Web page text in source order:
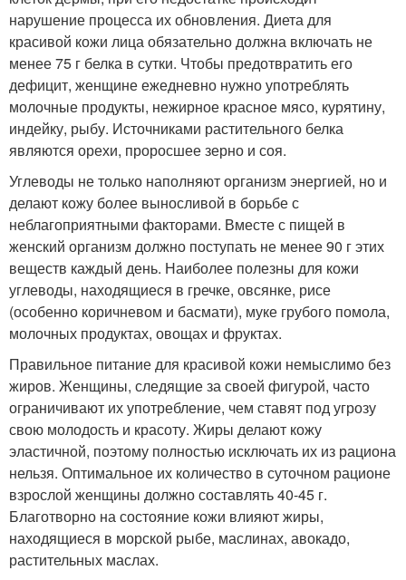
нарушение процесса их обновления. Диета для
красивой кожи лица обязательно должна включать не
менее 75 г белка в сутки. Чтобы предотвратить его
дефицит, женщине ежедневно нужно употреблять
молочные продукты, нежирное красное мясо, курятину,
индейку, рыбу. Источниками растительного белка
являются орехи, проросшее зерно и соя.
Углеводы не только наполняют организм энергией, но и
делают кожу более выносливой в борьбе с
неблагоприятными факторами. Вместе с пищей в
женский организм должно поступать не менее 90 г этих
веществ каждый день. Наиболее полезны для кожи
углеводы, находящиеся в гречке, овсянке, рисе
(особенно коричневом и басмати), муке грубого помола,
молочных продуктах, овощах и фруктах.
Правильное питание для красивой кожи немыслимо без
жиров. Женщины, следящие за своей фигурой, часто
ограничивают их употребление, чем ставят под угрозу
свою молодость и красоту. Жиры делают кожу
эластичной, поэтому полностью исключать их из рациона
нельзя. Оптимальное их количество в суточном рационе
взрослой женщины должно составлять 40-45 г.
Благотворно на состояние кожи влияют жиры,
находящиеся в морской рыбе, маслинах, авокадо,
растительных маслах.